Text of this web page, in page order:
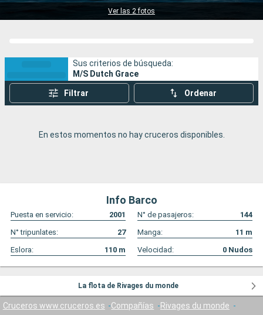
Ver las 2 fotos
Sus criterios de búsqueda:
M/S Dutch Grace
Filtrar Ordenar
En estos momentos no hay cruceros disponibles.
Info Barco
Puesta en servicio: 2001 N° de pasajeros:
144
N° tripunlates:
27 Manga: 11 m
Eslora:
110 m Velocidad: 0 Nudos
La flota de Rivages du monde
Cruceros www.cruceros.es Compañías
Rivages du monde